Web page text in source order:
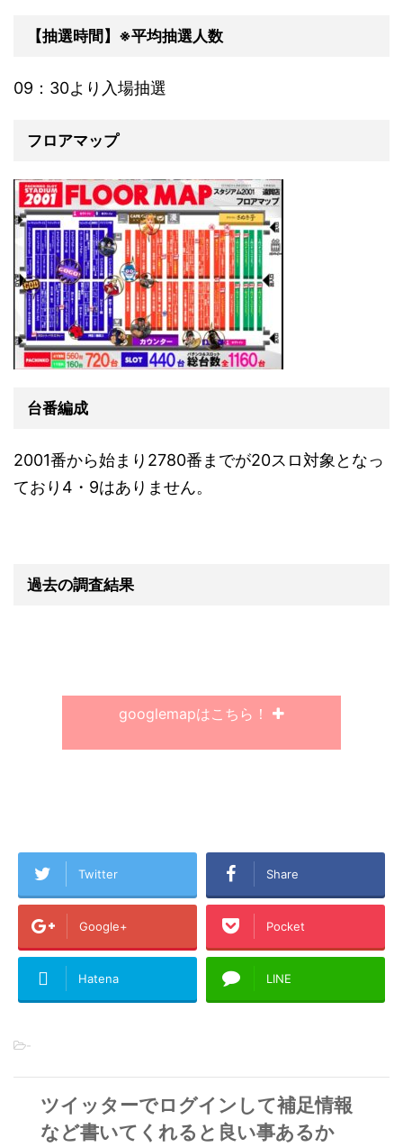
【抽選時間】※平均抽選人数
09：30より入場抽選
フロアマップ
台番編成
2001番から始まり2780番までが20スロ対象となっ
ており4・9はありません。
過去の調査結果
googlemapはこちら！
Twitter Share
Google+ Pocket
Hatena LINE
-
ツイッターでログインして補足情報
など書いてくれると良い事あるか